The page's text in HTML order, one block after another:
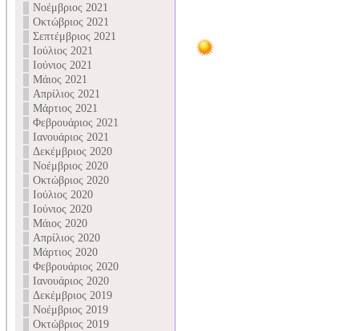
Νοέμβριος 2021
Οκτώβριος 2021
Σεπτέμβριος 2021
Ιούλιος 2021
Ιούνιος 2021
Μάιος 2021
Απρίλιος 2021
Μάρτιος 2021
Φεβρουάριος 2021
Ιανουάριος 2021
Δεκέμβριος 2020
Νοέμβριος 2020
Οκτώβριος 2020
Ιούλιος 2020
Ιούνιος 2020
Μάιος 2020
Απρίλιος 2020
Μάρτιος 2020
Φεβρουάριος 2020
Ιανουάριος 2020
Δεκέμβριος 2019
Νοέμβριος 2019
Οκτώβριος 2019